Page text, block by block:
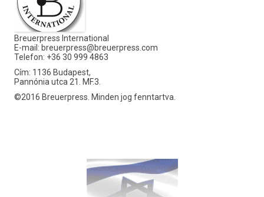
Breuerpress International
E-mail: breuerpress@breuerpress.com
Telefon: +36 30 999 4863
Cím: 1136 Budapest,
Pannónia utca 21. MF.3.
©2016 Breuerpress. Minden jog fenntartva.